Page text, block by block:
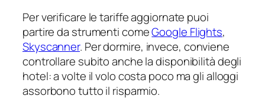
Per verificare le tariffe aggiornate puoi
partire da strumenti comeGoogle Flights,
Skyscanner. Per dormire, invece, conviene
controllare subito anche la disponibilità degli
hotel: a volte il volo costa poco ma gli alloggi
assorbono tutto il risparmio.